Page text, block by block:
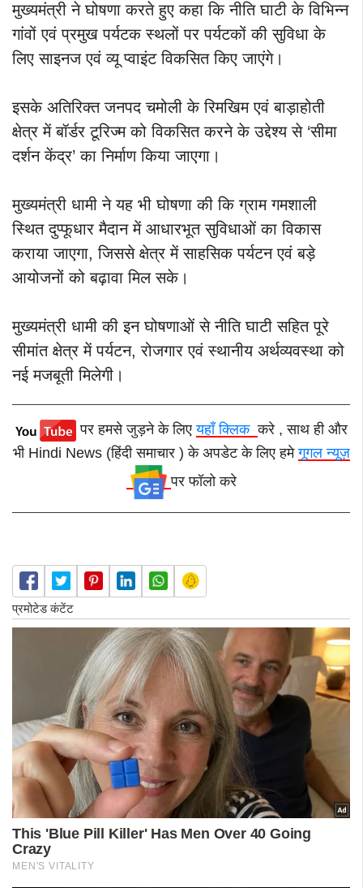
मुख्यमंत्री ने घोषणा करते हुए कहा कि नीति घाटी के विभिन्न
गांवों एवं प्रमुख पर्यटक स्थलों पर पर्यटकों की सुविधा के
लिए साइनज एवं व्यू प्वाइंट विकसित किए जाएंगे।
इसके अतिरिक्त जनपद चमोली के रिमखिम एवं बाड़ाहोती
क्षेत्र में बॉर्डर टूरिज्म को विकसित करने के उद्देश्य से ‘सीमा
दर्शन केंद्र’ का निर्माण किया जाएगा।
मुख्यमंत्री धामी ने यह भी घोषणा की कि ग्राम गमशाली
स्थित दुप्फूधार मैदान में आधारभूत सुविधाओं का विकास
कराया जाएगा, जिससे क्षेत्र में साहसिक पर्यटन एवं बड़े
आयोजनों को बढ़ावा मिल सके।
मुख्यमंत्री धामी की इन घोषणाओं से नीति घाटी सहित पूरे
सीमांत क्षेत्र में पर्यटन, रोजगार एवं स्थानीय अर्थव्यवस्था को
नई मजबूती मिलेगी।
पर हमसे जुड़ने के लिएयहाँ क्लिककरे , साथ ही और
भी Hindi News (हिंदी समाचार ) के अपडेट के लिए हमेगूगल न्यूज़
पर फॉलो करे